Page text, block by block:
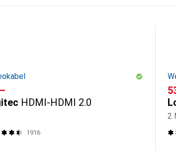
HDMI-HDMI 2.0
1916
2